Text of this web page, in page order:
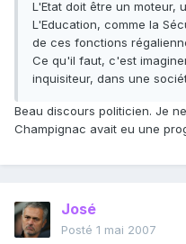
L'Etat doit être un moteur,
L'Education, comme la
de ces fonctions
Ce qu'il faut, c'est
inquisiteur, dans une
Beau discours politicien. Je
Champignac avait eu une
José
Posté 1 mai 2007